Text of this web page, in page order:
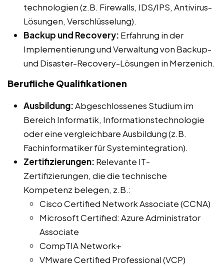
technologien (z.B. Firewalls, IDS/IPS, Antivirus-
Lösungen, Verschlüsselung).
Backup und Recovery: Erfahrung in der
Implementierung und Verwaltung von Backup-
und Disaster-Recovery-Lösungen in Merzenich.
Berufliche Qualifikationen
Ausbildung:Abgeschlossenes Studium im
Bereich Informatik, Informationstechnologie
oder eine vergleichbare Ausbildung (z.B.
Fachinformatiker für Systemintegration).
Zertifizierungen: Relevante IT-
Zertifizierungen, die die technische
Kompetenz belegen, z.B.:
Cisco Certified Network Associate (CCNA)
Microsoft Certified: Azure Administrator
Associate
CompTIA Network+
VMware Certified Professional (VCP)